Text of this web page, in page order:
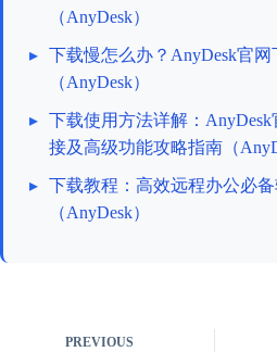
（AnyDesk）
▸ 下载慢怎么办？AnyDesk官
（AnyDesk）
▸ 下载使用方法详解：
接及高级功能攻略指南（
▸ 下载教程：高效远程办公必
（AnyDesk）
PREVIOUS